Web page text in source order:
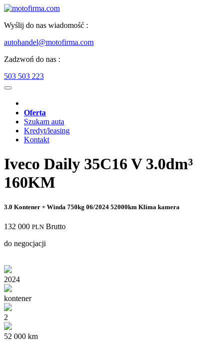
Wyślij do nas wiadomość :
autohandel@motofirma.com
Zadzwoń do nas :
503 503 223
Oferta
Szukam auta
Kredyt/leasing
Kontakt
Iveco Daily 35C16 V 3.0dm³
160KM
3.0 Kontener + Winda 750kg 06/2024 52000km Klima kamera
132 000 PLN Brutto
do negocjacji
2024
kontener
2
52 000 km